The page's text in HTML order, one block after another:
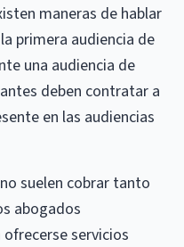
maneras de hablar
primera audiencia de
una audiencia de
deben contratar a
en las audiencias
suelen cobrar tanto
abogados
servicios